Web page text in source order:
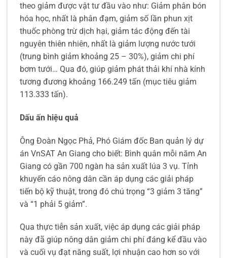
theo giảm được vật tư đầu vào như: Giảm phân bón
hóa học, nhất là phân đạm, giảm số lần phun xịt
thuốc phòng trừ dịch hại, giảm tác động đến tài
nguyên thiên nhiên, nhất là giảm lượng nước tưới
(trung bình giảm khoảng 25 – 30%), giảm chi phí
bơm tưới… Qua đó, giúp giảm phát thải khí nhà kính
tương đương khoảng 166.249 tấn (mục tiêu giảm
113.333 tấn).
Dấu ấn hiệu quả
Ông Đoàn Ngọc Phả, Phó Giám đốc Ban quản lý dự
án VnSAT An Giang cho biết: Bình quân mỗi năm An
Giang có gần 700 ngàn ha sản xuất lúa 3 vụ. Tỉnh
khuyến cáo nông dân cần áp dụng các giải pháp
tiến bộ kỹ thuật, trong đó chú trọng “3 giảm 3 tăng”
và “1 phải 5 giảm”.
Qua thực tiễn sản xuất, việc áp dụng các giải pháp
này đã giúp nông dân giảm chi phí đáng kể đầu vào
và cuối vụ đạt năng suất, lợi nhuận cao hơn so với